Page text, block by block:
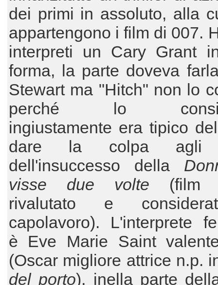
dei primi in assoluto, alla
appartengono i film di 007.
interpreti un Cary Grant
forma, la parte doveva
Stewart ma "Hitch" non lo
perché lo
ingiustamente era tipico
dare la colpa agli
dell'insuccesso della
visse due volte (film
rivalutato e
capolavoro). L'interprete
è Eve Marie Saint
(Oscar migliore attrice n.p.
del porto), inella parte